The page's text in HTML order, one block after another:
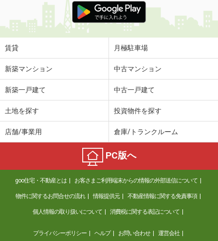
賃貸 月極駐車場
新築マンション 中古マンション
新築一戸建て 中古一戸建て
土地を探す 投資物件を探す
店舗/事業用 倉庫/トランクルーム
PC版へ
goo住宅・不動産とは お客さまご利用端末からの情報の外部送信について
物件に関するお問合せの流れ 情報提供元 不動産情報に関する免責事項
個人情報の取り扱いについて 消費税に関する表記について
プライバシーポリシー ヘルプ お問い合わせ 運営会社